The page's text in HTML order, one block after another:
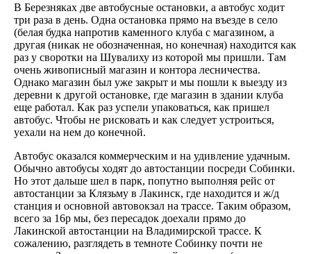
В Березняках две автобусные остановки, а автобус ходит
три раза в день. Одна остановка прямо на въезде в село
(белая будка напротив каменного клуба с магазином, а
другая (никак не обозначенная, но конечная) находится как
раз у своротки на Шувалиху из которой мы пришли. Там
очень живописный магазин и контора лесничества.
Однако магазин был уже закрыт и мы пошли к выезду из
деревни к другой остановке, где магазин в здании клуба
еще работал. Как раз успели упаковаться, как пришел
автобус. Чтобы не рисковать и как следует устроиться,
уехали на нем до конечной.
Автобус оказался коммерческим и на удивление удачным.
Обычно автобусы ходят до автостанции посреди Собинки.
Но этот дальше шел в парк, попутно выполняя рейс от
автостанции за Клязьму в Лакинск, где находится и ж/д
станция и основной автовокзал на трассе. Таким образом,
всего за 16р мы, без пересадок доехали прямо до
Лакинской автостанции на Владимирской трассе. К
сожалению, разглядеть в темноте Собинку почти не